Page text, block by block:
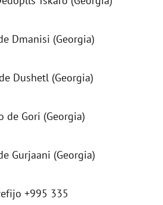
Dmanisi (Georgia)
Dushetl (Georgia)
de Gori (Georgia)
Gurjaani (Georgia)
+995 335